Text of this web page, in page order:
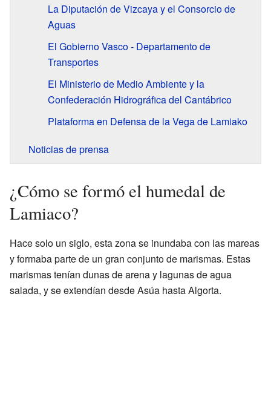
La Diputación de Vizcaya y el Consorcio de
Aguas
El Gobierno Vasco - Departamento de
Transportes
El Ministerio de Medio Ambiente y la
Confederación Hidrográfica del Cantábrico
Plataforma en Defensa de la Vega de Lamiako
Noticias de prensa
¿Cómo se formó el humedal de
Lamiaco?
Hace solo un siglo, esta zona se inundaba con las mareas
y formaba parte de un gran conjunto de marismas. Estas
marismas tenían dunas de arena y lagunas de agua
salada, y se extendían desde Asúa hasta Algorta.